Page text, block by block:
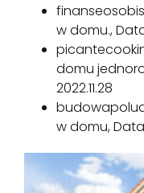
w domu.,
domu
2022.11.28
w domu, Data